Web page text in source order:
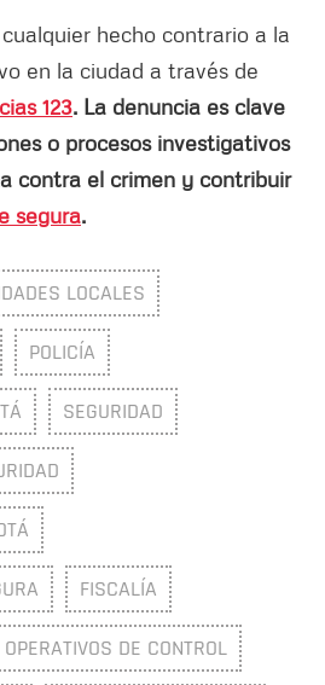
hecho contrario a la
en la ciudad a través de
123. La denuncia es clave
o procesos investigativos
contra el crimen y contribuir
segura.
LOCALES
POLICÍA
SEGURIDAD
FISCALÍA
OPERATIVOS DE CONTROL